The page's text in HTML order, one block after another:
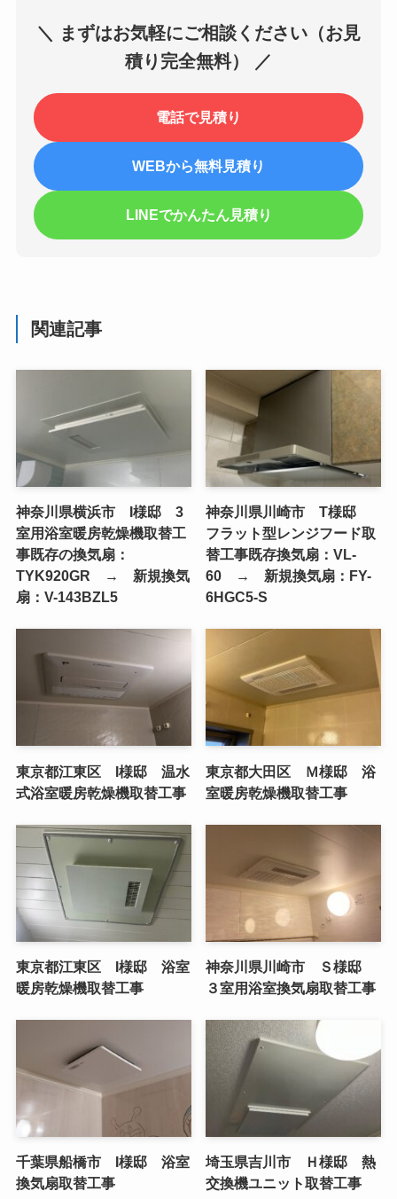
＼ まずはお気軽にご相談ください（お見
積り完全無料） ／
電話で見積り
WEBから無料見積り
LINEでかんたん見積り
関連記事
神奈川県横浜市 I様邸 3
室用浴室暖房乾燥機取替工
事既存の換気扇：
TYK920GR → 新規換気
扇：V-143BZL5
神奈川県川崎市 T様邸
フラット型レンジフード取
替工事既存換気扇：VL-
60 → 新規換気扇：FY-
6HGC5-S
東京都江東区 I様邸 温水
式浴室暖房乾燥機取替工事
東京都大田区 Ｍ様邸 浴
室暖房乾燥機取替工事
東京都江東区 I様邸 浴室
暖房乾燥機取替工事
神奈川県川崎市 Ｓ様邸
３室用浴室換気扇取替工事
千葉県船橋市 I様邸 浴室
換気扇取替工事
埼玉県吉川市 Ｈ様邸 熱
交換機ユニット取替工事